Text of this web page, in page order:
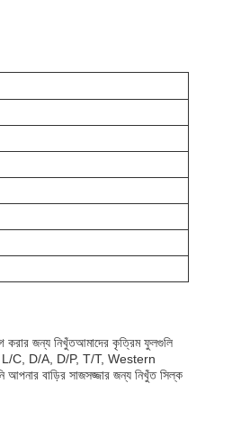
জন্য নিখুঁতআমাদের কৃত্রিম ফুলগুলি
এবং L/C, D/A, D/P, T/T, Western
আপনার বাড়ির সাজসজ্জার জন্য নিখুঁত সিল্ক